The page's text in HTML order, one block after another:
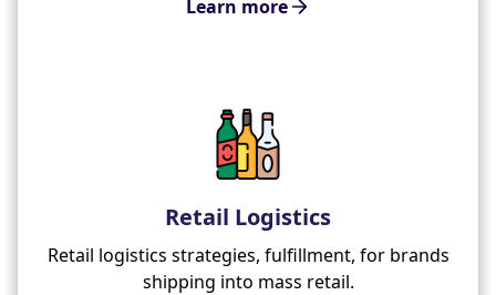
Learn more
Retail Logistics
Retail logistics strategies, fulfillment, for brands
shipping into mass retail.